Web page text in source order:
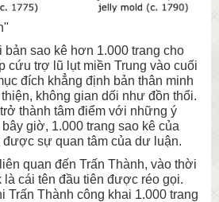
bản sao kê hơn 1.000 trang cho
cứu trợ lũ lụt miền Trung vào cuối
đích khẳng định bản thân minh
không gian dối như đồn thổi.
thành tâm điểm với những ý
giờ, 1.000 trang sao kê của
được sự quan tâm của dư luận.
quan đến Trấn Thành, vào thời
là cái tên đầu tiên được réo gọi.
Trấn Thành công khai 1.000 trang